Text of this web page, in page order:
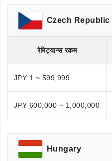
Czech Republic
रेमिट्यान्स रकम
JPY 1 ~ 599,999
JPY 600,000 ~ 1,000,000
Hungary